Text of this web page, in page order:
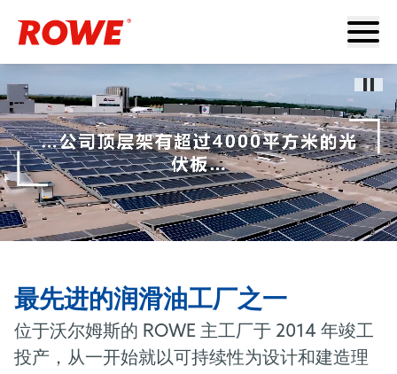
最先进的润滑油工厂之一
位于沃尔姆斯的 ROWE 主工厂于 2014 年竣工
投产，从一开始就以可持续性为设计和建造理